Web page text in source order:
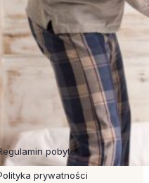
Regulaminy
pobytu
prywatności